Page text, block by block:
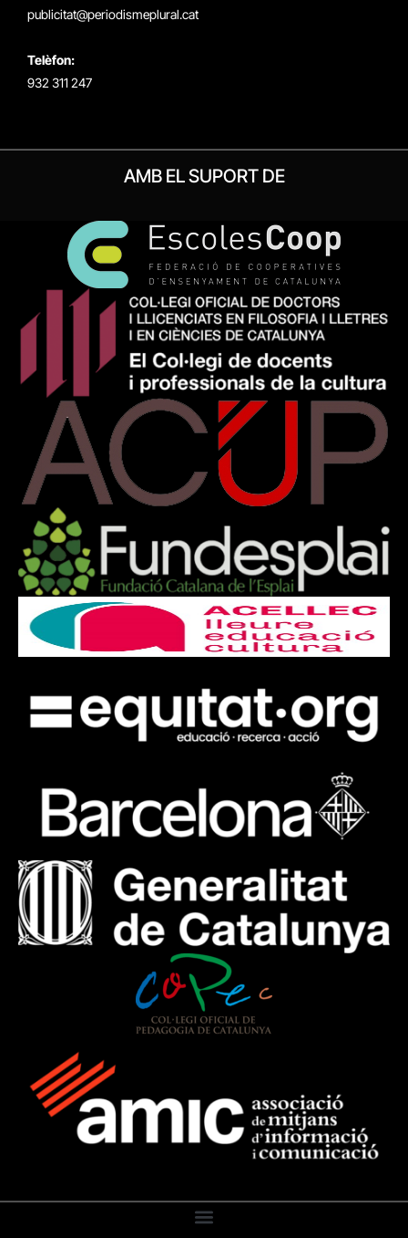
publicitat@periodismeplural.cat
Telèfon:
932 311 247
AMB EL SUPORT DE